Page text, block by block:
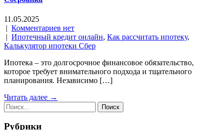
11.05.2025
| Комментариев нет
| Ипотечный кредит онлайн, Как рассчитать ипотеку,
Калькулятор ипотеки Сбер
Ипотека – это долгосрочное финансовое обязательство,
которое требует внимательного подхода и тщательного
планирования. Независимо […]
Читать далее →
Рубрики